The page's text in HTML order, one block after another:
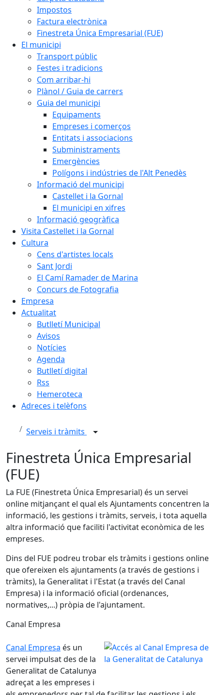
Impostos
Factura electrònica
Finestreta Única Empresarial (FUE)
El municipi
Transport públic
Festes i tradicions
Com arribar-hi
Plànol / Guia de carrers
Guia del municipi
Equipaments
Empreses i comerços
Entitats i associacions
Subministraments
Emergències
Polígons i indústries de l'Alt Penedès
Informació del municipi
Castellet i la Gornal
El municipi en xifres
Informació geogràfica
Visita Castellet i la Gornal
Cultura
Cens d'artistes locals
Sant Jordi
El Camí Ramader de Marina
Concurs de Fotografia
Empresa
Actualitat
Butlletí Municipal
Avisos
Notícies
Agenda
Butlletí digital
Rss
Hemeroteca
Adreces i telèfons
Serveis i tràmits
Finestreta Única Empresarial
(FUE)
La FUE (Finestreta Única Empresarial) és un servei
online mitjançant el qual els Ajuntaments concentren la
informació, les gestions i tràmits, serveis, i tota aquella
altra informació que faciliti l'activitat econòmica de les
empreses.
Dins del FUE podreu trobar els tràmits i gestions online
que ofereixen els ajuntaments (a través de gestions i
tràmits), la Generalitat i l'Estat (a través del Canal
Empresa) i la informació oficial (ordenances,
normatives,...) pròpia de l'ajuntament.
Canal Empresa
Canal Empresa és un
servei impulsat des de la
Generalitat de Catalunya
adreçat a les empreses i